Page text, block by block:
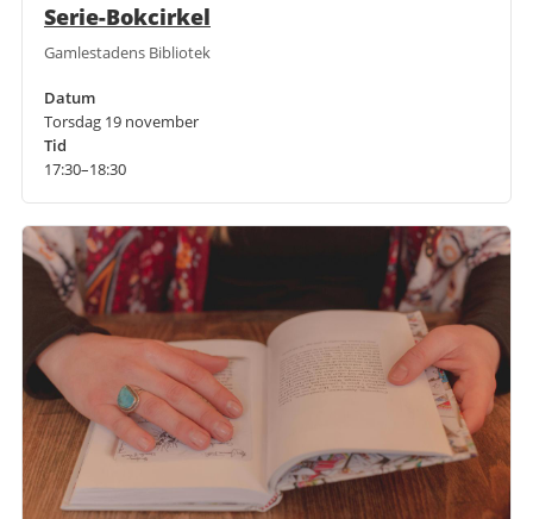
Serie-Bokcirkel
Gamlestadens Bibliotek
Datum
Torsdag 19 november
Tid
17:30–18:30